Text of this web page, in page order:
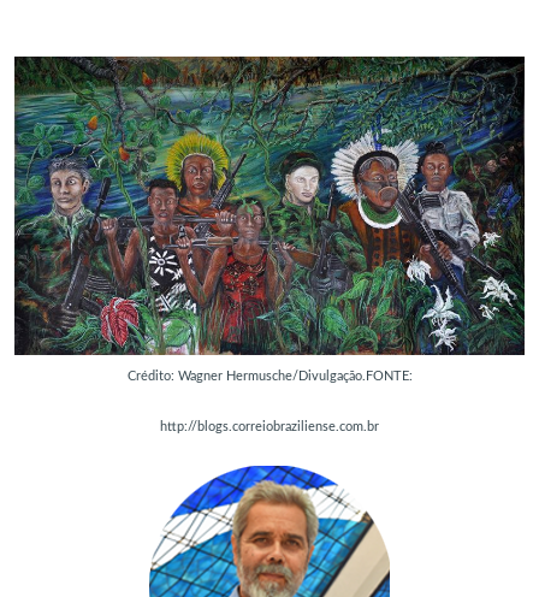
Crédito: Wagner Hermusche/Divulgação.FONTE:
http://blogs.correiobraziliense.com.br